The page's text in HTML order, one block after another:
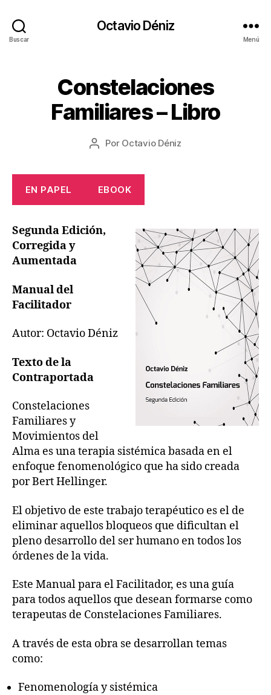
Buscar
Octavio Déniz
Menú
CategoríasConstelaciones
Familiares – Libro
Autor
entrada
Por Octavio Déniz
Fecha
1
4
0
/
EN PAPEL EBOOK
Segunda Edición,
Corregida y
Aumentada
Manual del
Facilitador
Autor: Octavio Déniz
Texto de la
Contraportada
Constelaciones
Familiares y
Movimientos del
Alma es una terapia sistémica basada en el
enfoque fenomenológico que ha sido creada
por Bert Hellinger.
El objetivo de este trabajo terapéutico es el de
eliminar aquellos bloqueos que dificultan el
pleno desarrollo del ser humano en todos los
órdenes de la vida.
Este Manual para el Facilitador, es una guía
para todos aquellos que desean formarse como
terapeutas de Constelaciones Familiares.
A través de esta obra se desarrollan temas
como:
Fenomenología y sistémica